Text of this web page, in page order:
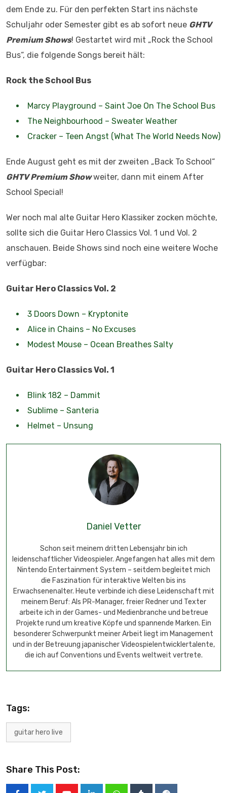
dem Ende zu. Für den perfekten Start ins nächste
Schuljahr oder Semester gibt es ab sofort neue GHTV
Premium Shows! Gestartet wird mit „Rock the School
Bus“, die folgende Songs bereit hält:
Rock the School Bus
Marcy Playground – Saint Joe On The School Bus
The Neighbourhood – Sweater Weather
Cracker – Teen Angst (What The World Needs Now)
Ende August geht es mit der zweiten „Back To School“
GHTV Premium Showweiter, dann mit einem After
School Special!
Wer noch mal alte Guitar Hero Klassiker zocken möchte,
sollte sich die Guitar Hero Classics Vol. 1 und Vol. 2
anschauen. Beide Shows sind noch eine weitere Woche
verfügbar:
Guitar Hero Classics Vol. 2
3 Doors Down – Kryptonite
Alice in Chains – No Excuses
Modest Mouse – Ocean Breathes Salty
Guitar Hero Classics Vol. 1
Blink 182 – Dammit
Sublime – Santeria
Helmet – Unsung
Daniel Vetter
Schon seit meinem dritten Lebensjahr bin ich
leidenschaftlicher Videospieler. Angefangen hat alles mit dem
Nintendo Entertainment System – seitdem begleitet mich
die Faszination für interaktive Welten bis ins
Erwachsenenalter. Heute verbinde ich diese Leidenschaft mit
meinem Beruf: Als PR-Manager, freier Redner und Texter
arbeite ich in der Games- und Medienbranche und betreue
Projekte rund um kreative Köpfe und spannende Marken. Ein
besonderer Schwerpunkt meiner Arbeit liegt im Management
und in der Betreuung japanischer Videospielentwicklertalente,
die ich auf Conventions und Events weltweit vertrete.
Tags:
guitar hero live
Share This Post: